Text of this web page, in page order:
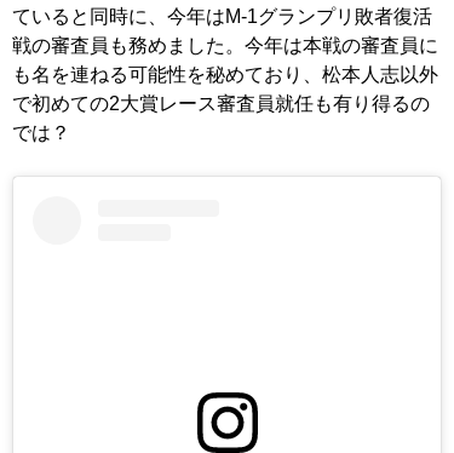
ていると同時に、今年はM-1グランプリ敗者復活
戦の審査員も務めました。今年は本戦の審査員に
も名を連ねる可能性を秘めており、松本人志以外
で初めての2大賞レース審査員就任も有り得るの
では？